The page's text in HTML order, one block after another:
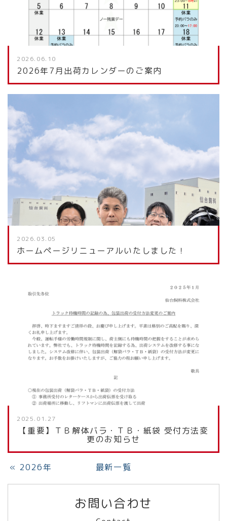
2026.06.10
2026年7月出荷カレンダーのご案内
2026.03.05
ホームページリニューアルいたしました！
2025.01.27
【重要】ＴＢ解体バラ・ＴＢ・紙袋 受付方法変
更のお知らせ
« 2026年 最新一覧
お問い合わせ